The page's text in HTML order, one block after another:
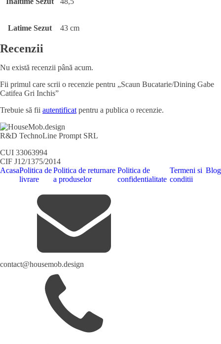
Latime Sezut 43 cm
Recenzii
Nu există recenzii până acum.
Fii primul care scrii o recenzie pentru „Scaun Bucatarie/Dining Gabe
Catifea Gri Inchis”
Trebuie să fii autentificat pentru a publica o recenzie.
R&D TechnoLine Prompt SRL
CUI 33063994
CIF J12/1375/2014
AcasaPolitica de
livrare
Politica de returnare
a produselor
Politica de
confidentialitate
Termeni si
conditii
Blog
contact@housemob.design